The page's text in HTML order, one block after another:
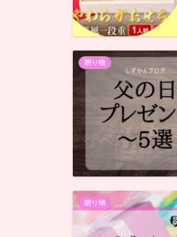
贈り物
贈り物